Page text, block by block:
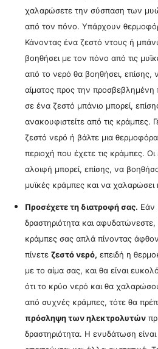
χαλαρώσετε την σύσπαση των
από τον πόνο. Υπάρχουν
Κάνοντας ένα ζεστό ντους ή
βοηθήσει με τον πόνο από τις
από το νερό θα βοηθήσει, επίσης,
αίματος προς την προσβεβλημένη
σε ένα ζεστό μπάνιο μπορεί,
ανακουφιστείτε από τις κράμπες.
ζεστό νερό ή βάλτε μια
περιοχή που έχετε τις κράμπες. Οι
αλοιφή μπορεί, επίσης, να
μυϊκές κράμπες και να χαλαρώσει
Προσέχετε τη διατροφή σας. Εάν
δραστηριότητα και αφυδατώνεστε,
κράμπες σας απλά πίνοντας
πίνετε ζεστό νερό, επειδή η
με το αίμα σας, και θα είναι
ότι το κρύο νερό και θα
από συχνές κράμπες, τότε θα
πρόσληψη των ηλεκτρολυτών
δραστηριότητα. Η ενυδάτωση είναι